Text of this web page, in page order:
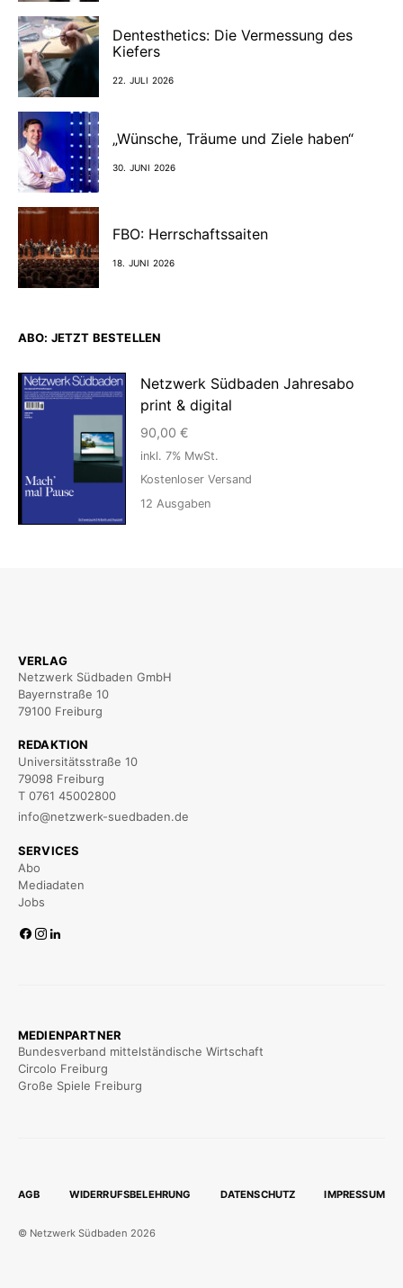
Dentesthetics: Die Vermessung des
Kiefers
22. JULI 2026
„Wünsche, Träume und Ziele haben“
30. JUNI 2026
FBO: Herrschaftssaiten
18. JUNI 2026
ABO: JETZT BESTELLEN
Netzwerk Südbaden Jahresabo
print & digital
90,00 €
inkl. 7% MwSt.
Kostenloser Versand
12 Ausgaben
VERLAG
Netzwerk Südbaden GmbH
Bayernstraße 10
79100 Freiburg
REDAKTION
Universitätsstraße 10
79098 Freiburg
T 0761 45002800
info@netzwerk-suedbaden.de
SERVICES
Abo
Mediadaten
Jobs
MEDIENPARTNER
Bundesverband mittelständische Wirtschaft
Circolo Freiburg
Große Spiele Freiburg
AGB WIDERRUFSBELEHRUNG DATENSCHUTZ IMPRESSUM
© Netzwerk Südbaden 2026